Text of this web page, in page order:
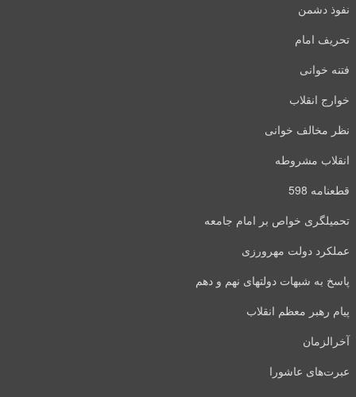
نفوذ دشمن
تحریف امام
فتنه خوانی
خوارج انقلاب
نظر مخالف خوانی
انقلاب مشروطه
قطعنامه 598
تحمیلگری خواص بر امام جامعه
عملکرد دولت مهرورزی
پاسخ به شبهات دولتهای نهم و دهم
پیام رهبر معظم انقلاب
آخرالزمان
عبرت‌های عاشورا